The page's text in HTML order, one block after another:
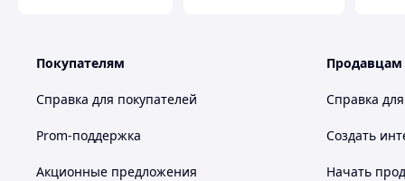
Покупателям
Справка для покупателей
Prom-поддержка
Акционные предложения
Продавцам
Справка
Создать
Начать